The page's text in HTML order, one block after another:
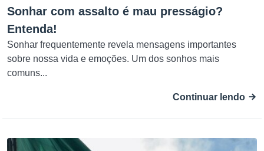
Sonhar com assalto é mau presságio?
Entenda!
Sonhar frequentemente revela mensagens importantes
sobre nossa vida e emoções. Um dos sonhos mais
comuns...
Continuar lendo